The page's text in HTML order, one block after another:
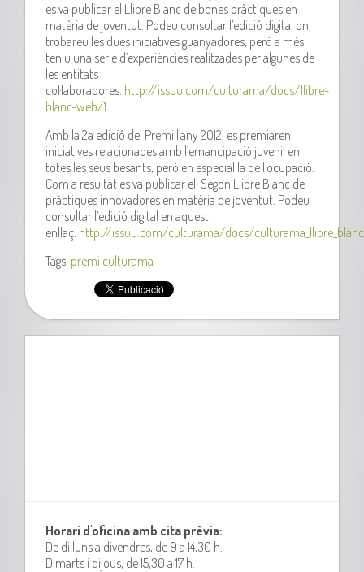
es va publicar el Llibre Blanc de bones pràctiques en
matèria de joventut. Podeu consultar l’edició digital on
trobareu les dues iniciatives guanyadores, però a més
teniu una sèrie d’experiències realitzades per algunes de
les entitats
col·laboradores. http://issuu.com/culturama/docs/llibre-
blanc-web/1
Amb la 2a edició del Premi l’any 2012, es premiaren
iniciatives relacionades amb l’emancipació juvenil en
totes les seus besants, però en especial la de l’ocupació.
Com a resultat es va publicar el Segon Llibre Blanc de
pràctiques innovadores en matèria de joventut. Podeu
consultar l’edició digital en aquest
enllaç: http://issuu.com/culturama/docs/
Tags: premi culturama
Horari d'oficina amb cita prèvia:
De dilluns a divendres, de 9 a 14,30 h.
Dimarts i dijous, de 15,30 a 17 h.